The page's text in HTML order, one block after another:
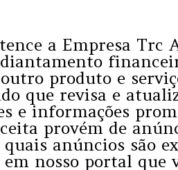
a Empresa Trc
produto e
que revisa e
e informações
provém de
anúncios são
nosso portal que